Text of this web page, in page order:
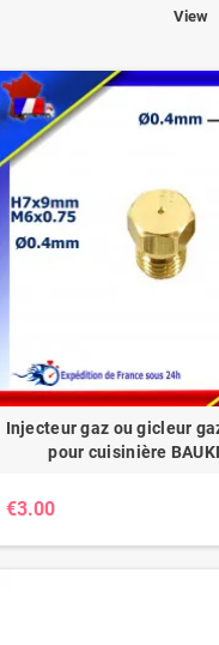
View
Injecteur gaz ou gicleur
pour cuisinière
€3.00